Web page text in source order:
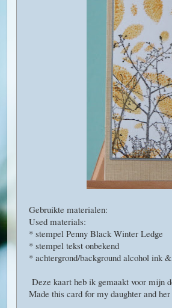
Gebruikte materialen:
Used materials:
* stempel Penny Black Winter Ledge
* stempel tekst onbekend
* achtergrond/background alcohol ink
Deze kaart heb ik gemaakt voor mijn
Made this card for my daughter and